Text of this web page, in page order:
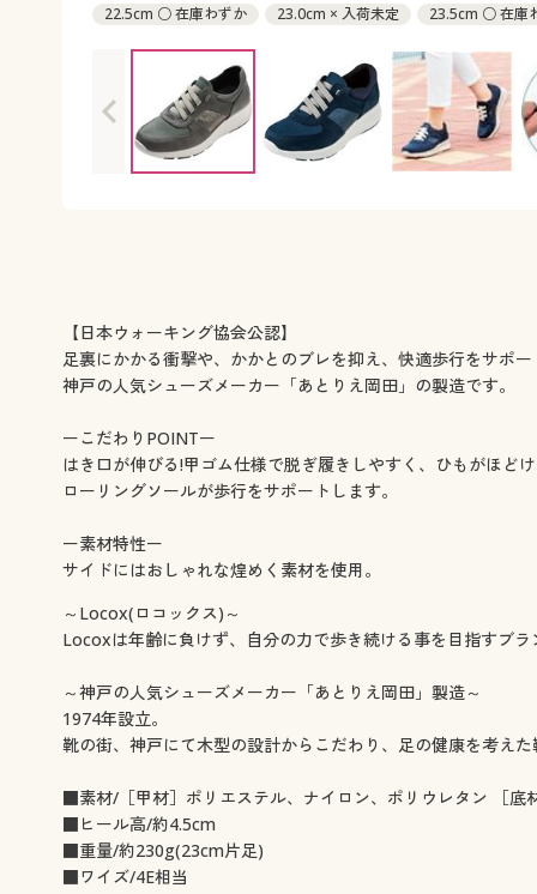
22.5cm ○ 在庫わずか 23.0cm × 入荷未定
23.5cm ○ 在庫
【日本ウォーキング協会公認】
足裏にかかる衝撃や、かかとのブレを抑え、快適歩行をサポー
神戸の人気シューズメーカー「あとりえ岡田」の製造です。
ーこだわりPOINTー
はき口が伸びる!甲ゴム仕様で脱ぎ履きしやすく、ひもがほど
ローリングソールが歩行をサポートします。
ー素材特性ー
サイドにはおしゃれな煌めく素材を使用。
～Locox(ロコックス)～
Locoxは年齢に負けず、自分の力で歩き続ける事を目指すブラ
～神戸の人気シューズメーカー「あとりえ岡田」製造～
1974年設立。
靴の街、神戸にて木型の設計からこだわり、足の健康を考え
■素材/［甲材］ポリエステル、ナイロン、ポリウレタン ［底
■ヒール高/約4.5cm
■重量/約230g(23cm片足)
■ワイズ/4E相当